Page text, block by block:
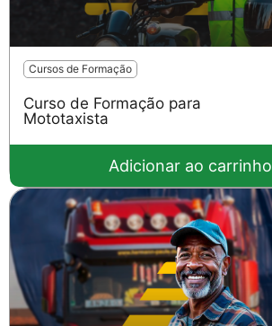
Cursos de Formação
Curso de Formação para
Mototaxista
Adicionar ao carrinho